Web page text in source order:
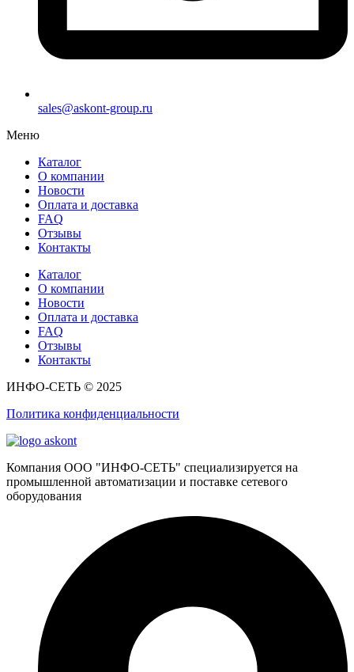
sales@askont-group.ru
Меню
Каталог
О компании
Новости
Оплата и доставка
FAQ
Отзывы
Контакты
Каталог
О компании
Новости
Оплата и доставка
FAQ
Отзывы
Контакты
ИНФО-СЕТЬ © 2025
Политика конфиденциальности
Компания ООО "ИНФО-СЕТЬ" специализируется на
промышленной автоматизации и поставке сетевого
оборудования